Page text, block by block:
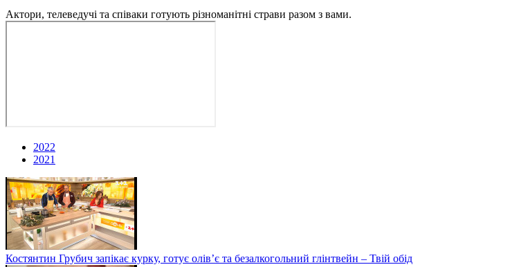
Актори, телеведучі та співаки готують різноманітні страви разом з вами.
2022
2021
Костянтин Грубич запікає курку, готує олів’є та безалкогольний глінтвейн – Твій обід